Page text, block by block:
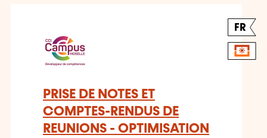
FR
PRISE DE NOTES ET
COMPTES-RENDUS DE
REUNIONS - OPTIMISATION